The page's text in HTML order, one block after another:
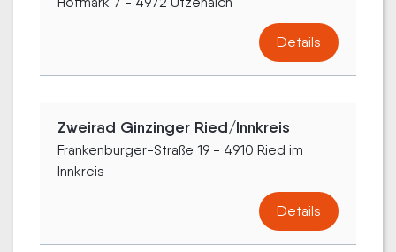
Details
Zweirad Ginzinger Ried/Innkreis
Frankenburger-Straße 19 - 4910 Ried im
Innkreis
Details